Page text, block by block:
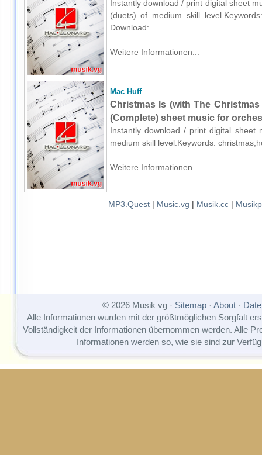
Instantly download / print digital sheet
(duets) of medium skill
Download:
Weitere Informationen...
Mac Huff
Christmas Is (with The
(Complete) sheet music for
Instantly download / print digital
medium skill level.Keywords:
Weitere Informationen...
MP3.Quest| Music.vg | Musik.cc|
© 2026 Musik vg · Sitemap· About·
Alle Informationen wurden mit der größtmöglichen Sorgfalt
Vollständigkeit der Informationen übernommen werden. Alle
Informationen werden so, wie sie sind zur